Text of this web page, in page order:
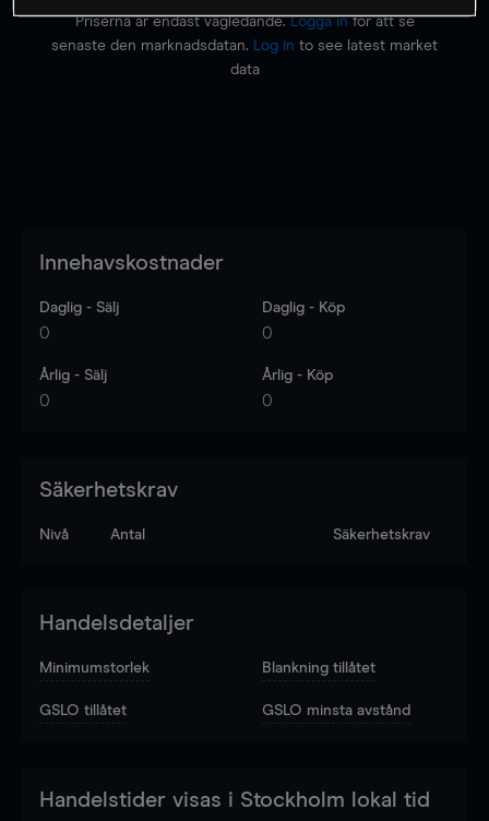
Priserna är endast vägledande.Logga inför att se
senaste den marknadsdatan.
Log in to see latest market
data
Innehavskostnader
Daglig - Sälj
0
Daglig - Köp
0
Årlig - Sälj
0
Årlig - Köp
0
Säkerhetskrav
Nivå Antal Säkerhetskrav
Handelsdetaljer
Minimumstorlek Blankning tillåtet
GSLO tillåtet GSLO minsta avstånd
Handelstider visas i Stockholm lokal tid